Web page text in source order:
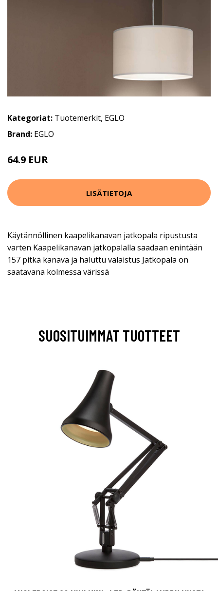
Kategoriat: Tuotemerkit, EGLO
Brand: EGLO
64.9 EUR
LISÄTIETOJA
Käytännöllinen kaapelikanavan jatkopala ripustusta
varten Kaapelikanavan jatkopalalla saadaan enintään
157 pitkä kanava ja haluttu valaistus Jatkopala on
saatavana kolmessa värissä
SUOSITUIMMAT TUOTTEET